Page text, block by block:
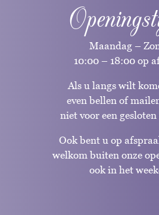
Maandag –
10:00 – 18:00 op
Als u langs wilt
even bellen of
niet voor een
Ook bent u op
welkom buiten onze
ook in het